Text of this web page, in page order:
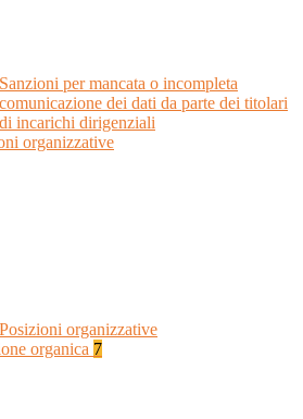
Sanzioni per mancata o incompleta
comunicazione dei dati da parte dei titolari
di incarichi dirigenziali
organizzative
Posizioni organizzative
organica 7